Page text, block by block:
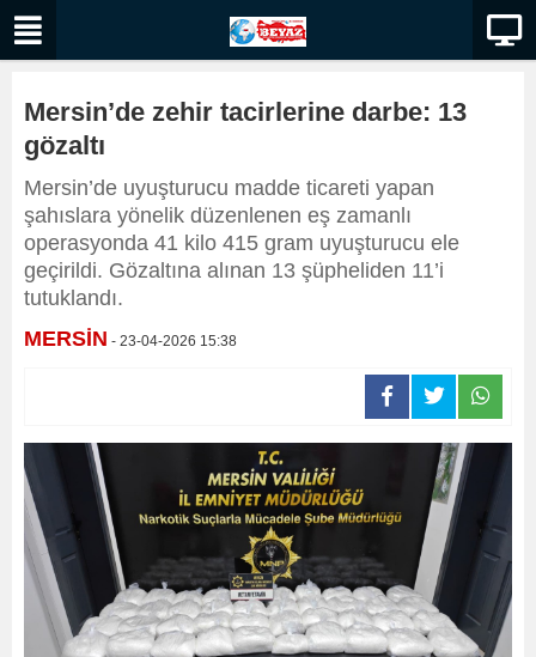
Mersin’de zehir tacirlerine darbe: 13
gözaltı
Mersin’de uyuşturucu madde ticareti yapan
şahıslara yönelik düzenlenen eş zamanlı
operasyonda 41 kilo 415 gram uyuşturucu ele
geçirildi. Gözaltına alınan 13 şüpheliden 11’i
tutuklandı.
MERSİN - 23-04-2026 15:38